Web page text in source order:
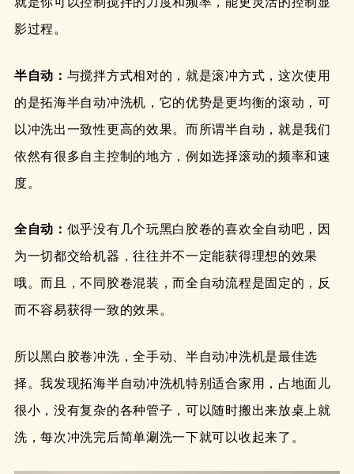
影过程。
半自动： 与搅拌方式相对的，就是滚冲方式，这次使用
的是拓海半自动冲洗机，它的优势是更均衡的滚动，可
以冲洗出一致性更高的效果。而所谓半自动，就是我们
依然有很多自主控制的地方，例如选择滚动的频率和速
度。
全自动： 似乎没有几个玩黑白胶卷的喜欢全自动吧，因
为一切都交给机器，往往并不一定能获得理想的效果
哦。而且，不同胶卷混装，而全自动流程是固定的，反
而不容易获得一致的效果。
所以黑白胶卷冲洗，全手动、半自动冲洗机是最佳选
择。我发现拓海半自动冲洗机特别适合家用，占地面儿
很小，没有复杂的各种管子，可以随时搬出来放桌上就
洗，每次冲洗完后简单涮洗一下就可以收起来了。